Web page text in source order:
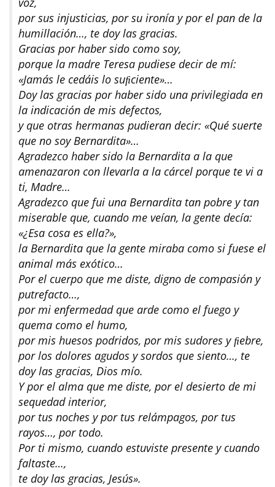
por sus injusticias, por su ironía y por el pan de la
humillación…, te doy las gracias.
Gracias por haber sido como soy,
porque la madre Teresa pudiese decir de mí:
«Jamás le cedáis lo suﬁciente»…
Doy las gracias por haber sido una privilegiada en
la indicación de mis defectos,
y que otras hermanas pudieran decir: «Qué suerte
que no soy Bernardita»…
Agradezco haber sido la Bernardita a la que
amenazaron con llevarla a la cárcel porque te vi a
ti, Madre…
Agradezco que fui una Bernardita tan pobre y tan
miserable que, cuando me veían, la gente decía:
«¿Esa cosa es ella?»,
la Bernardita que la gente miraba como si fuese el
animal más exótico…
Por el cuerpo que me diste, digno de compasión y
putrefacto…,
por mi enfermedad que arde como el fuego y
quema como el humo,
por mis huesos podridos, por mis sudores y ﬁebre,
por los dolores agudos y sordos que siento…, te
doy las gracias, Dios mío.
Y por el alma que me diste, por el desierto de mi
sequedad interior,
por tus noches y por tus relámpagos, por tus
rayos…, por todo.
Por ti mismo, cuando estuviste presente y cuando
faltaste…,
te doy las gracias, Jesús».